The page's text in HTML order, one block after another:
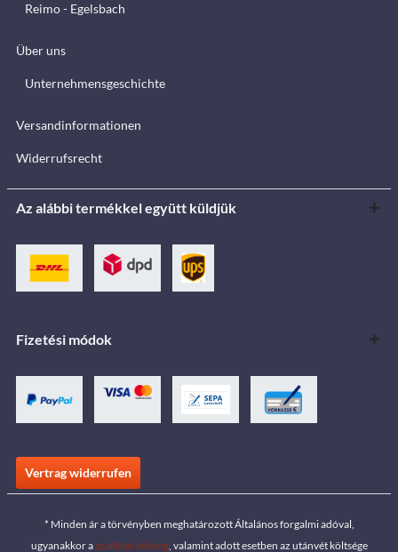
Reimo - Egelsbach
Über uns
Unternehmensgeschichte
Versandinformationen
Widerrufsrecht
Az alábbi termékkel együtt küldjük
Fizetési módok
Vertrag widerrufen
* Minden ár a törvényben meghatározott Általános forgalmi adóval,
ugyanakkor aszállítási költség, valamint adott esetben az utánvét költsége